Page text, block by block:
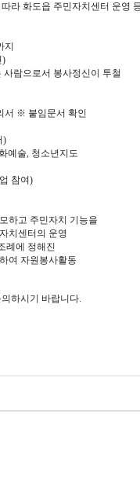
라 화도읍 주민자치센터 운영
지
)
람으로서 봉사정신이 투철
서 ※ 붙임문서 확인
)
예술, 청소년지도
참여)
하고 주민자치 기능을
치센터의 운영
례에 정해진
여 자원봉사활동
하시기 바랍니다.